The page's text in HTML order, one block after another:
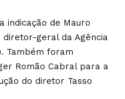
indicação de Mauro
geral da Agência
Também foram
Romão Cabral para a
do diretor Tasso